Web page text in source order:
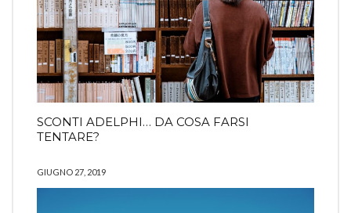
SCONTI ADELPHI… DA COSA FARSI
TENTARE?
GIUGNO 27, 2019